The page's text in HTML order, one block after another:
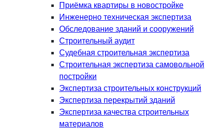
Приёмка квартиры в новостройке
Инженерно техническая экспертиза
Обследование зданий и сооружений
Строительный аудит
Судебная строительная экспертиза
Строительная экспертиза самовольной
постройки
Экспертиза строительных конструкций
Экспертиза перекрытий зданий
Экспертиза качества строительных
материалов